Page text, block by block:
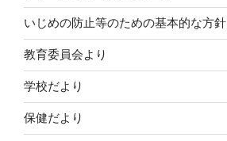
いじめの防止等のための基本的な方針
教育委員会より
学校だより
保健だより